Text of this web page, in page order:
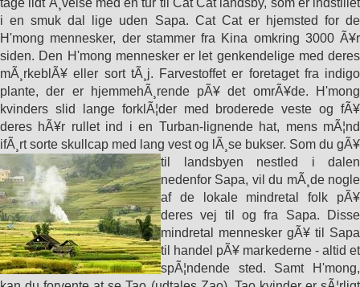
tage lidt Ã¸velse med en tur til Cat Cat landsby, som er indstillet
i en smuk dal lige uden Sapa. Cat Cat er hjemsted for de
H'mong mennesker, der stammer fra Kina omkring 3000 Ã¥r
siden. Den H'mong mennesker er let genkendelige med deres
mÃ¸rkeblÃ¥ eller sort tÃ¸j. Farvestoffet er foretaget fra indigo
plante, der er hjemmehÃ¸rende pÃ¥ det omrÃ¥de. H'mong
kvinders slid lange forklÃ¦der med broderede veste og fÃ¥
deres hÃ¥r rullet ind i en Turban-lignende hat, mens mÃ¦nd
ifÃ¸rt sorte skullcap med lang vest og lÃ¸se bukser. Som du gÃ¥
til landsbyen nestled i dalen
nedenfor Sapa, vil du mÃ¸de nogle
af de lokale mindretal folk pÃ¥
deres vej til og fra Sapa. Disse
mindretal mennesker gÃ¥ til Sapa
til handel pÃ¥ markederne - altid et
spÃ¦ndende sted. Samt H'mong,